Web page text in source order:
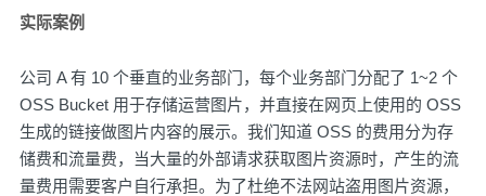
实际案例
公司 A 有 10 个垂直的业务部门，每个业务部门分配了 1~2 个
OSS Bucket 用于存储运营图片，并直接在网页上使用的 OSS
生成的链接做图片内容的展示。我们知道 OSS 的费用分为存
储费和流量费，当大量的外部请求获取图片资源时，产生的流
量费用需要客户自行承担。为了杜绝不法网站盗用图片资源，